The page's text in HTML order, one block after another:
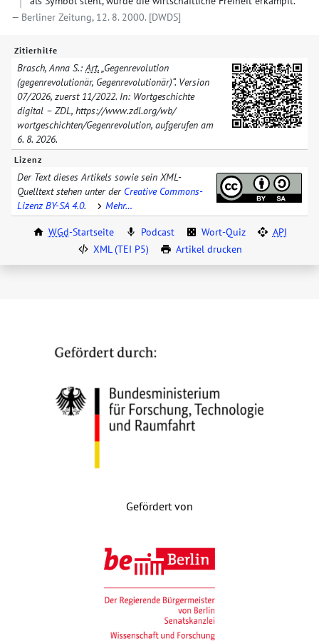
Berliner Zeitung, 12. 8. 2000. [DWDS]
Zitierhilfe
Brasch, Anna S.:Art.„Gegenrevolution
(gegenrevolutionär, Gegenrevolutionär)“. Version
07/​2026, zuerst 11/​2022. In: Wortgeschichte
digital – ZDL, https://www.zdl.org/​wb/​
wortgeschichten/​Gegenrevolution, aufgerufen am
6. 8. 2026.
Lizenz
Der Text dieses Artikels sowie sein XML-
Quelltext stehen unter der Creative Commons-
Lizenz BY-SA 4.0. Mehr…
WGd-Startseite Podcast Wort-Quiz
API
XML (TEI P5)
Artikel drucken
Gefördert von